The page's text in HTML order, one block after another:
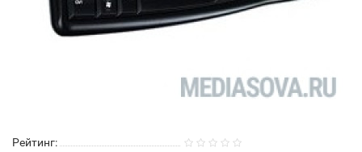
Рейтинг: